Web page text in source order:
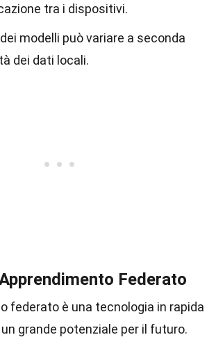
tra i dispositivi.
modelli può variare a seconda
dei dati locali.
Federato
federato è una tecnologia in rapida
grande potenziale per il futuro.